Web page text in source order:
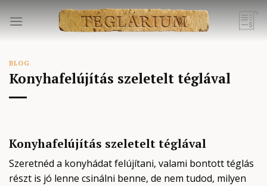
Skip
content
BLOG
Konyhafelújítás szeletelt téglával
Konyhafelújítás szeletelt téglával
Szeretnéd a konyhádat felújítani, valami bontott téglás
részt is jó lenne csinálni benne, de nem tudod, milyen